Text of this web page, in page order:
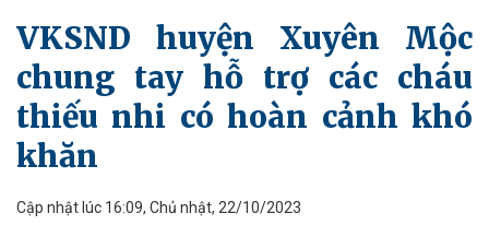
VKSND huyện Xuyên Mộc
chung tay hỗ trợ các cháu
thiếu nhi có hoàn cảnh khó
khăn
Cập nhật lúc 16:09, Chủ nhật, 22/10/2023